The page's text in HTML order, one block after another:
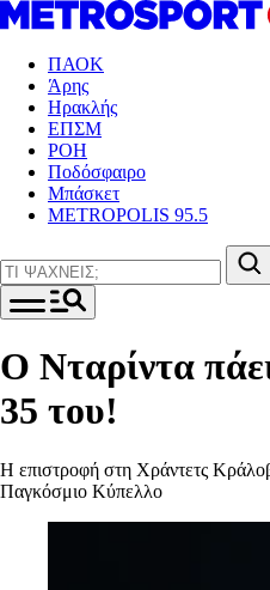
ΠΑΟΚ
Άρης
Ηρακλής
ΕΠΣΜ
ΡΟΗ
Ποδόσφαιρο
Μπάσκετ
METROPOLIS 95.5
Ο Νταρίντα
35 του!
Η επιστροφή στη Χράντετς
Παγκόσμιο Κύπελλο